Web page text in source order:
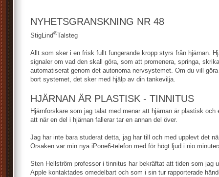
NYHETSGRANSKNING NR 48
StigLind©Talsteg
Allt som sker i en frisk fullt fungerande kropp styrs från hjärnan.
signaler om vad den skall göra, som att promenera, springa,
automatiserat genom det autonoma nervsystemet. Om du vill
bort systemet, det sker med hjälp av din tankevilja.
HJÄRNAN ÄR PLASTISK - TINNITUS
Hjärnforskare som jag talat med menar att hjärnan är plastisk
att när en del i hjärnan fallerar tar en annan del över.
Jag har inte bara studerat detta, jag har till och med upplevt det
Orsaken var min nya iPone6-telefon med för högt ljud i nio
Sten Hellström professor i tinnitus har bekräftat att tiden som jag
Apple kontaktades omedelbart och som i sin tur rapporterade